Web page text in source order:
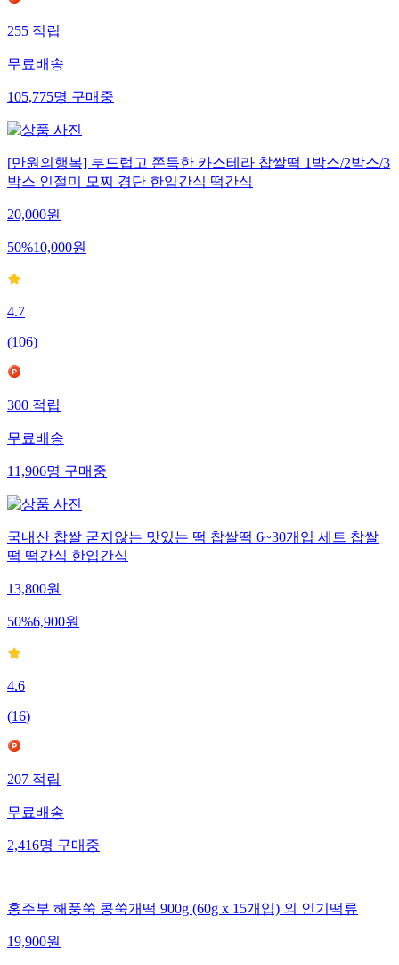
255 적립
무료배송
105,775명 구매중
[만원의행복] 부드럽고 쫀득한 카스테라 찹쌀떡 1박스/2박스/3
박스 인절미 모찌 경단 한입간식 떡간식
20,000원
50%10,000원
4.7
(106)
300 적립
무료배송
11,906명 구매중
국내산 찹쌀 굳지않는 맛있는 떡 찹쌀떡 6~30개입 세트 찹쌀
떡 떡간식 한입간식
13,800원
50%6,900원
4.6
(16)
207 적립
무료배송
2,416명 구매중
홍주부 해풍쑥 콩쑥개떡 900g (60g x 15개입) 외 인기떡류
19,900원